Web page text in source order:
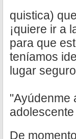
quistica)
¡quiere ir a
para que
teníamos
lugar
"Ayúdenme
De